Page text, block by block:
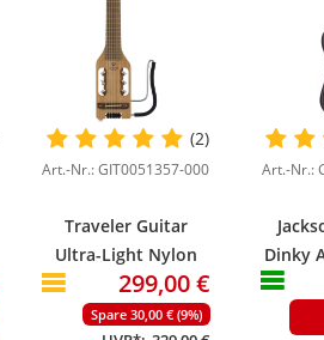
(2)
Art.-Nr.: GIT0051357-000
Traveler Guitar
Ultra-Light Nylon
Mahogany
299,00 €
Spare 30,00 € (9%)
Art.-Nr.:
Dinky